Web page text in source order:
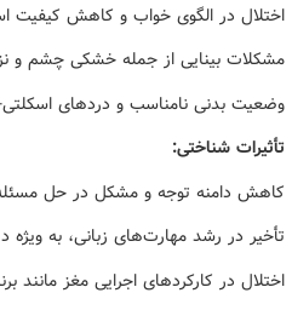
اختلال در الگوی خواب و کاهش کیفیت
مشکلات بینایی از جمله خشکی چشم و
وضعیت بدنی نامناسب و دردهای
تأثیرات شناختی:
کاهش دامنه توجه و مشکل در حل
تأخیر در رشد مهارت‌های زبانی، به
اختلال در کارکردهای اجرایی مغز مانند